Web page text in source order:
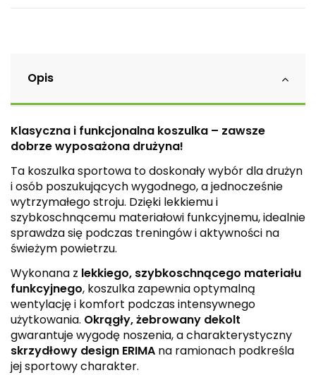
Opis
Klasyczna i funkcjonalna koszulka – zawsze
dobrze wyposażona drużyna!
Ta koszulka sportowa to doskonały wybór dla drużyn
i osób poszukujących wygodnego, a jednocześnie
wytrzymałego stroju. Dzięki lekkiemu i
szybkoschnącemu materiałowi funkcyjnemu, idealnie
sprawdza się podczas treningów i aktywności na
świeżym powietrzu.
Wykonana z lekkiego, szybkoschnącego materiału
funkcyjnego, koszulka zapewnia optymalną
wentylację i komfort podczas intensywnego
użytkowania. Okrągły, żebrowany dekolt
gwarantuje wygodę noszenia, a charakterystyczny
skrzydłowy design ERIMA na ramionach podkreśla
jej sportowy charakter.